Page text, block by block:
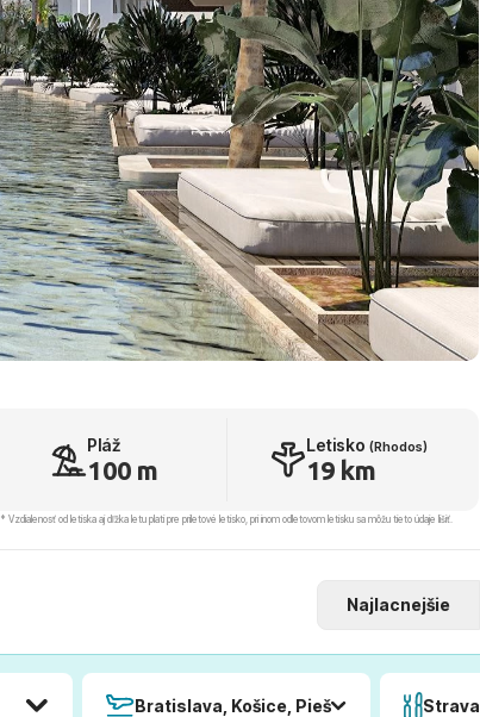
Pláž
100 m
Letisko (Rhodos)
19 km
* Vzdialenosť od letiska aj dľžka letu platí pre príletové letisko, pri inom odletovom letisku sa môžu tieto údaje líšiť.
Najlacnejšie
Bratislava, Košice, Piešťany, PopradStrava